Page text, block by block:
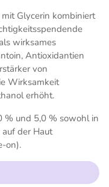
Glycerin kombiniert
wirksames
Antioxidantien
von
Wirksamkeit
erhöht.
% und 5,0 % sowohl in
der Haut
on).